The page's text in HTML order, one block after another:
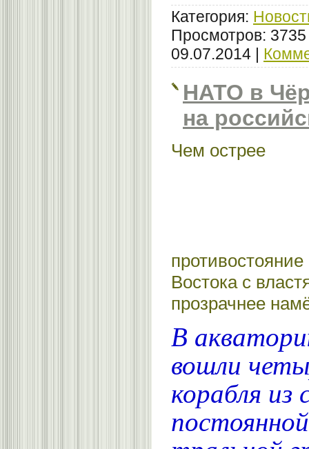
Категория:
Просмотров:
09.07.2014
НАТО в
на
Чем острее
Востока с
прозрачнее
В
вошли
корабля